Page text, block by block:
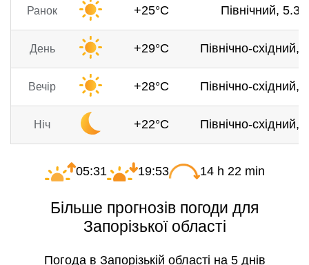
Ранок +25°C Північний, 5.3
День +29°C Північно-східний,
Вечір +28°C Північно-східний,
Ніч +22°C Північно-східний,
05:31 19:53 14 h 22 min
Більше прогнозів погоди для
Запорізької області
Погода в Запорізькій області на 5 днів